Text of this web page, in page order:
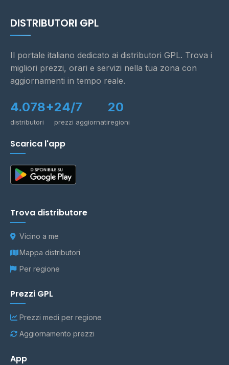
DISTRIBUTORI GPL
Il portale italiano dedicato ai distributori GPL. Trova i
migliori prezzi, orari e servizi nella tua zona con
aggiornamenti in tempo reale.
4.078+
distributori
24/7
prezzi aggiornati
20
regioni
Scarica l'app
Trova distributore
Vicino a me
Mappa distributori
Per regione
Prezzi GPL
Prezzi medi per regione
Aggiornamento prezzi
App